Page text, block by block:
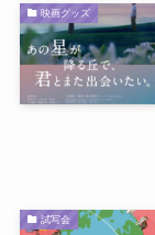
映画グッズ
試写会